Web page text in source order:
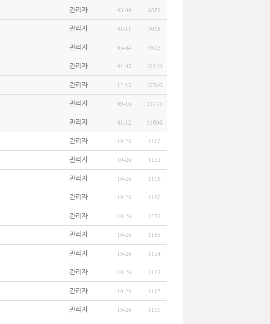
관리자 03-09 8589
관리자 01-11 9098
관리자 05-04 9313
관리자 01-05 10123
관리자 12-15 10546
관리자 09-16 11775
관리자 01-12 11696
관리자 10-26 1160
관리자 10-26 1152
관리자 10-26 1196
관리자 10-26 1190
관리자 10-26 1222
관리자 10-26 1165
관리자 10-26 1124
관리자 10-26 1162
관리자 10-26 1163
관리자 10-26 1159